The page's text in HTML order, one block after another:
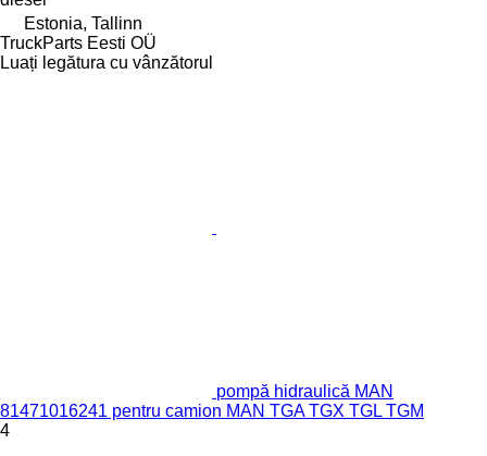
Estonia, Tallinn
TruckParts Eesti OÜ
Luați legătura cu vânzătorul
pompă hidraulică MAN
81471016241 pentru camion MAN TGA TGX TGL TGM
4